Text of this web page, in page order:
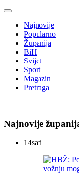
Najnovije
Popularno
Županija
BiH
Svijet
Sport
Magazin
Pretraga
Najnovije
14sati